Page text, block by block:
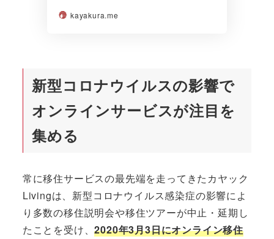
kayakura.me
新型コロナウイルスの影響で
オンラインサービスが注目を
集める
常に移住サービスの最先端を走ってきたカヤック
Livingは、新型コロナウイルス感染症の影響によ
り多数の移住説明会や移住ツアーが中止・延期し
たことを受け、2020年3月3日にオンライン移住